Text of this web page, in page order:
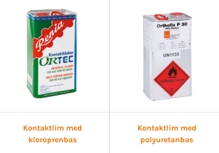
Kontaktlim med
kloroprenbas
Kontaktlim med
polyuretanbas